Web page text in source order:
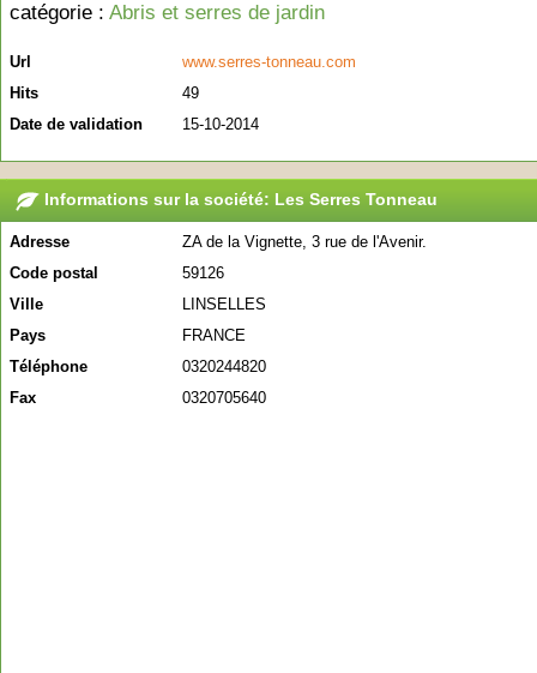
catégorie : Abris et serres de jardin
Url
www.serres-tonneau.com
Hits
49
Date de validation
15-10-2014
Informations sur la société: Les Serres Tonneau
Adresse
ZA de la Vignette, 3 rue de l'Avenir.
Code postal
59126
Ville
LINSELLES
Pays
FRANCE
Téléphone
0320244820
Fax
0320705640